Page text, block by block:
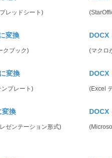
レッドシート)
変換
クブック)
DOCX
(マクロ
変換
プレート)
DOCX
(Excel
変換
ゼンテーション形式)
DOCX